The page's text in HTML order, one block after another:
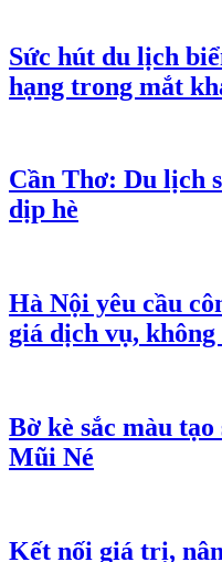
Sức hút du lịch
hạng trong mắt
Cần Thơ: Du lịch
dịp hè
Hà Nội yêu cầu
giá dịch vụ,
Bờ kè sắc màu
Mũi Né
Kết nối giá trị,